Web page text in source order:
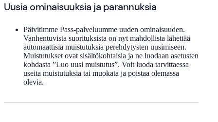
Uusia ominaisuuksia ja parannuksia
Päivitimme Pass-palveluumme uuden ominaisuuden.
Vanhentuvista suorituksista on nyt mahdollista lähettää
automaattisia muistutuksia perehdytysten uusimiseen.
Muistutukset ovat sisältökohtaisia ja ne luodaan asetusten
kohdasta ”Luo uusi muistutus”. Voit luoda tarvittaessa
useita muistutuksia tai muokata ja poistaa olemassa
olevia.